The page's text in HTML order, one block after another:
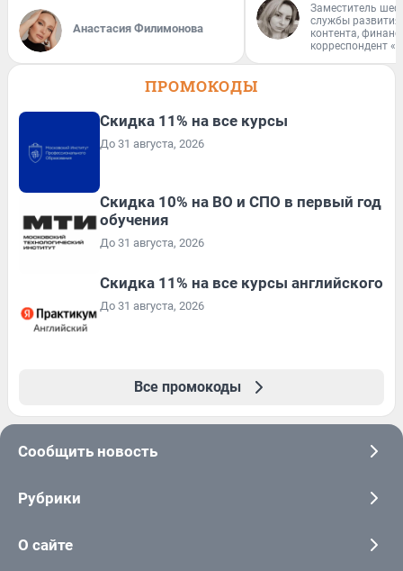
Анастасия Филимонова
Заместитель
службы
контента,
корреспондент
ПРОМОКОДЫ
Скидка 11% на все курсы
До 31 августа, 2026
Скидка 10% на ВО и СПО в первый год
обучения
До 31 августа, 2026
Скидка 11% на все курсы английского
До 31 августа, 2026
Все промокоды
Сообщить новость
Рубрики
О сайте